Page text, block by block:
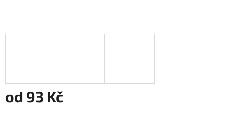
od 93 Kč